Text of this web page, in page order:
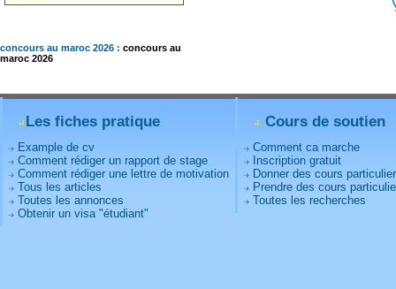
concours au maroc 2026 : concours au
maroc 2026
Les fiches pratique
Example de cv
Comment rédiger un rapport de stage
Comment rédiger une lettre de motivation
Tous les articles
Toutes les annonces
Obtenir un visa "étudiant"
Cours de soutien
Comment ca marche
Inscription gratuit
Donner des cours
Prendre des cours
Toutes les recherches